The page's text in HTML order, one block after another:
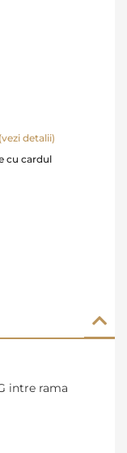
(vezi detalii)
cu cardul
intre rama